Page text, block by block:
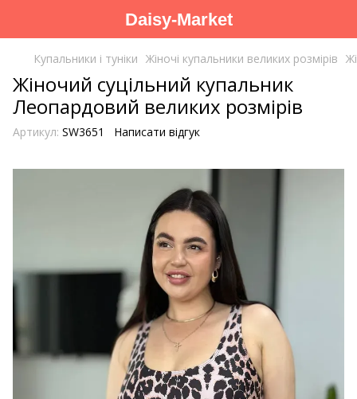
Daisy-Market
Купальники і туніки Жіночі купальники великих розмірів
Жіночий суцільний купальник
Леопардовий великих розмірів
Артикул: SW3651 Написати відгук